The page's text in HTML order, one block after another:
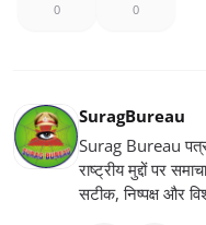
0 0
SuragBureau
Surag Bureau
राष्ट्रीय मुद्दों पर
सटीक, निष्पक्ष और